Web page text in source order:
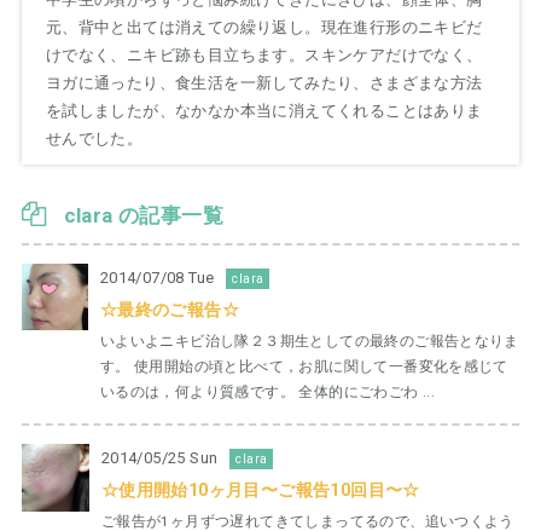
元、背中と出ては消えての繰り返し。現在進行形のニキビだ
けでなく、ニキビ跡も目立ちます。スキンケアだけでなく、
ヨガに通ったり、食生活を一新してみたり、さまざまな方法
を試しましたが、なかなか本当に消えてくれることはありま
せんでした。
clara の記事一覧
2014/07/08 Tue clara
☆最終のご報告☆
いよいよニキビ治し隊２３期生としての最終のご報告となりま
す。 使用開始の頃と比べて，お肌に関して一番変化を感じて
いるのは，何より質感です。 全体的にごわごわ ...
2014/05/25 Sun clara
☆使用開始10ヶ月目〜ご報告10回目〜☆
ご報告が1ヶ月ずつ遅れてきてしまってるので、追いつくよう